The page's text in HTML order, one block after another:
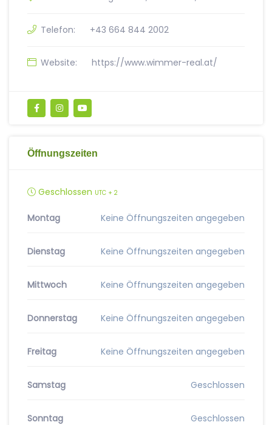
Telefon: +43 664 844 2002
Website: https://www.wimmer-real.at/
Öffnungszeiten
Geschlossen UTC + 2
Montag Keine Öffnungszeiten angegeben
Dienstag Keine Öffnungszeiten angegeben
Mittwoch Keine Öffnungszeiten angegeben
Donnerstag Keine Öffnungszeiten angegeben
Freitag Keine Öffnungszeiten angegeben
Samstag Geschlossen
Sonntag Geschlossen